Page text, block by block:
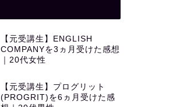
【元受講生】ENGLISH
COMPANYを3ヵ月受けた感想
｜20代女性
【元受講生】プログリット
(PROGRIT)を6ヵ月受けた感